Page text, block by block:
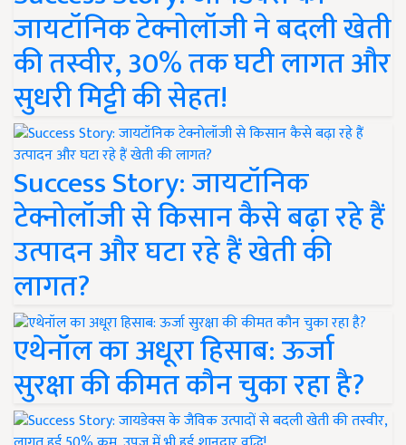
जायटॉनिक टेक्नोलॉजी ने बदली खेती
की तस्वीर, 30% तक घटी लागत और
सुधरी मिट्टी की सेहत!
Success Story: जायटॉनिक
टेक्नोलॉजी से किसान कैसे बढ़ा रहे हैं
उत्पादन और घटा रहे हैं खेती की
लागत?
एथेनॉल का अधूरा हिसाब: ऊर्जा
सुरक्षा की कीमत कौन चुका रहा है?